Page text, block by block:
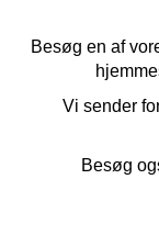
Besøg en af
Vi sender
Besøg